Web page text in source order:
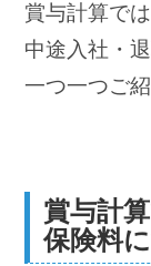
賞与計算で
中途入社・
一つ一つご
賞与計
保険料